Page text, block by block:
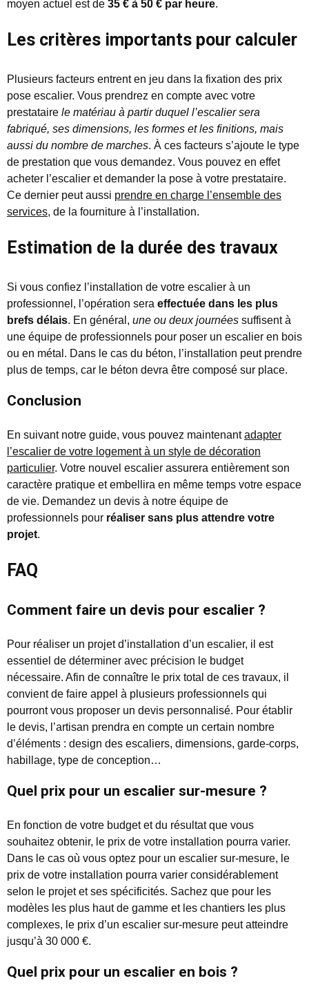
moyen actuel est de 35 € à 50 € par heure.
Les critères importants pour calculer
Plusieurs facteurs entrent en jeu dans la fixation des prix
pose escalier. Vous prendrez en compte avec votre
prestataire le matériau à partir duquel l’escalier sera
fabriqué, ses dimensions, les formes et les finitions, mais
aussi du nombre de marches. À ces facteurs s’ajoute le type
de prestation que vous demandez. Vous pouvez en effet
acheter l’escalier et demander la pose à votre prestataire.
Ce dernier peut aussi prendre en charge l’ensemble des
services, de la fourniture à l’installation.
Estimation de la durée des travaux
Si vous confiez l’installation de votre escalier à un
professionnel, l’opération sera effectuée dans les plus
brefs délais. En général, une ou deux journées suffisent à
une équipe de professionnels pour poser un escalier en bois
ou en métal. Dans le cas du béton, l’installation peut prendre
plus de temps, car le béton devra être composé sur place.
Conclusion
En suivant notre guide, vous pouvez maintenantadapter
l’escalier de votre logement à un style de décoration
particulier. Votre nouvel escalier assurera entièrement son
caractère pratique et embellira en même temps votre espace
de vie. Demandez un devis à notre équipe de
professionnels pour réaliser sans plus attendre votre
projet.
FAQ
Comment faire un devis pour escalier ?
Pour réaliser un projet d’installation d’un escalier, il est
essentiel de déterminer avec précision le budget
nécessaire. Afin de connaître le prix total de ces travaux, il
convient de faire appel à plusieurs professionnels qui
pourront vous proposer un devis personnalisé. Pour établir
le devis, l’artisan prendra en compte un certain nombre
d’éléments : design des escaliers, dimensions, garde-corps,
habillage, type de conception…
Quel prix pour un escalier sur-mesure ?
En fonction de votre budget et du résultat que vous
souhaitez obtenir, le prix de votre installation pourra varier.
Dans le cas où vous optez pour un escalier sur-mesure, le
prix de votre installation pourra varier considérablement
selon le projet et ses spécificités. Sachez que pour les
modèles les plus haut de gamme et les chantiers les plus
complexes, le prix d’un escalier sur-mesure peut atteindre
jusqu’à 30 000 €.
Quel prix pour un escalier en bois ?